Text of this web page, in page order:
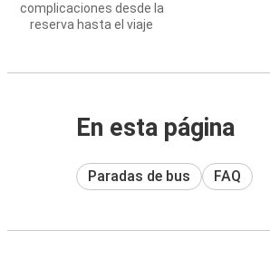
complicaciones desde la
reserva hasta el viaje
En esta página
Paradas de bus FAQ